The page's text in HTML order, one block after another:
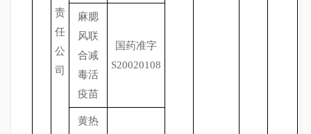
责
任
公
司
麻腮
风联
合减
毒活
疫苗
国药准字
S20020108
黄热